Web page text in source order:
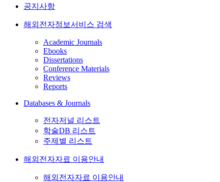
공지사항
해외전자정보서비스 검색
Academic Journals
Ebooks
Dissertations
Conference Materials
Reviews
Reports
Databases & Journals
전자저널 리스트
학술DB 리스트
주제별 리스트
해외전자자료 이용안내
해외전자자료 이용안내